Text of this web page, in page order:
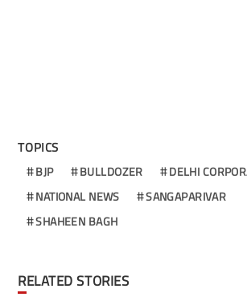
TOPICS
BJP BULLDOZER
DELHI
NATIONAL NEWS
SANGAPARIVAR
SHAHEEN BAGH
RELATED STORIES